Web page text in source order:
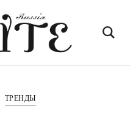
ТРЕНДЫ